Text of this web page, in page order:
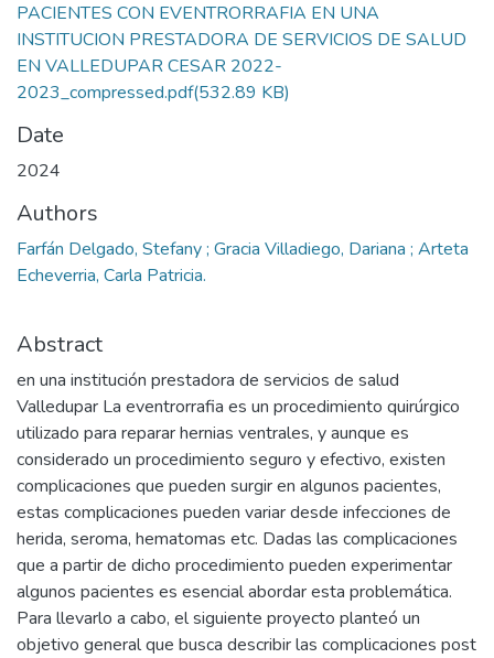
PACIENTES CON EVENTRORRAFIA EN UNA
INSTITUCION PRESTADORA DE SERVICIOS DE SALUD
EN VALLEDUPAR CESAR 2022-
2023_compressed.pdf(532.89 KB)
Date
2024
Authors
Farfán Delgado, Stefany ; Gracia Villadiego, Dariana ; Arteta
Echeverria, Carla Patricia.
Abstract
en una institución prestadora de servicios de salud
Valledupar La eventrorrafia es un procedimiento quirúrgico
utilizado para reparar hernias ventrales, y aunque es
considerado un procedimiento seguro y efectivo, existen
complicaciones que pueden surgir en algunos pacientes,
estas complicaciones pueden variar desde infecciones de
herida, seroma, hematomas etc. Dadas las complicaciones
que a partir de dicho procedimiento pueden experimentar
algunos pacientes es esencial abordar esta problemática.
Para llevarlo a cabo, el siguiente proyecto planteó un
objetivo general que busca describir las complicaciones post